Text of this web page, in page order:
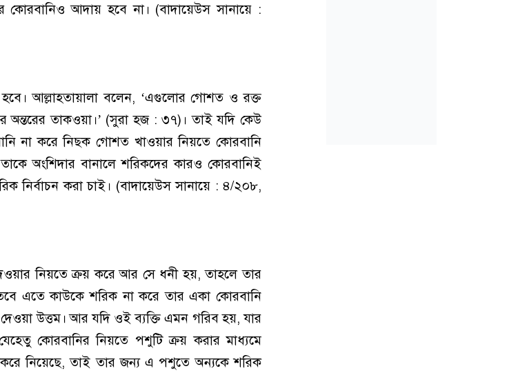
কোরবানিও আদায় হবে না। (বাদায়েউস সানায়ে :
আল্লাহতায়ালা বলেন, ‘এগুলোর গোশত ও রক্ত
অন্তরের তাকওয়া।’ (সুরা হজ : ৩৭)। তাই যদি কেউ
না করে নিছক গোশত খাওয়ার নিয়তে কোরবানি
অংশিদার বানালে শরিকদের কারও কোরবানিই
নির্বাচন করা চাই। (বাদায়েউস সানায়ে : ৪/২০৮,
নিয়তে ক্রয় করে আর সে ধনী হয়, তাহলে তার
এতে কাউকে শরিক না করে তার একা কোরবানি
উত্তম। আর যদি ওই ব্যক্তি এমন গরিব হয়, যার
কোরবানির নিয়তে পশুটি ক্রয় করার মাধ্যমে
নিয়েছে, তাই তার জন্য এ পশুতে অন্যকে শরিক